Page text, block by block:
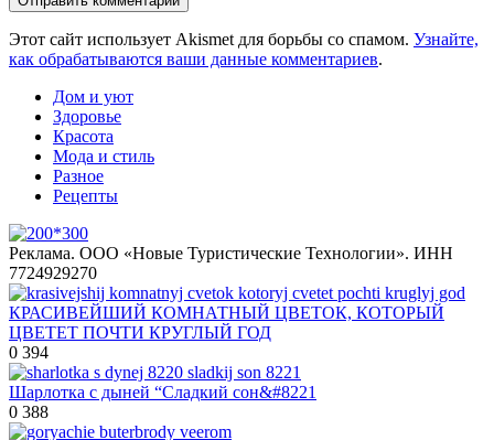
Этот сайт использует Akismet для борьбы со спамом. Узнайте,
как обрабатываются ваши данные комментариев.
Дом и уют
Здоровье
Красота
Мода и стиль
Разное
Рецепты
Реклама. ООО «Новые Туристические Технологии». ИНН
7724929270
КРАСИВЕЙШИЙ КОМНАТНЫЙ ЦВЕТОК, КОТОРЫЙ
ЦВЕТЕТ ПОЧТИ КРУГЛЫЙ ГОД
0 394
Шарлотка с дыней “Сладкий сон&#8221
0 388